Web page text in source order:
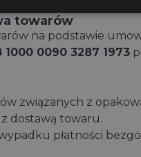
towarów
na podstawie
1000 0090 3287 1973
związanych z
dostawą towaru.
płatności